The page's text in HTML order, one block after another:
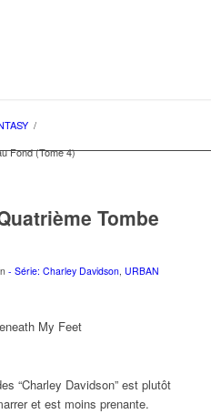
/
Fond (Tome 4)
Tombe
- Série: Charley Davidson, URBAN
My Feet
“Charley Davidson” est plutôt
et est moins prenante.